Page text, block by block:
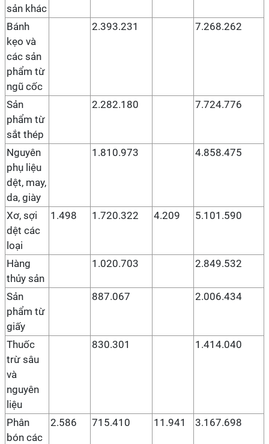
sản khác
Bánh
kẹo và
các sản
phẩm từ
ngũ cốc
2.393.231 7.268.262
Sản
phẩm từ
sắt thép
2.282.180 7.724.776
Nguyên
phụ liệu
dệt, may,
da, giày
1.810.973 4.858.475
Xơ, sợi
dệt các
loại
1.498 1.720.322 4.209 5.101.590
Hàng
thủy sản
1.020.703 2.849.532
Sản
phẩm từ
giấy
887.067 2.006.434
Thuốc
trừ sâu
và
nguyên
liệu
830.301 1.414.040
Phân
bón các
2.586 715.410 11.941 3.167.698